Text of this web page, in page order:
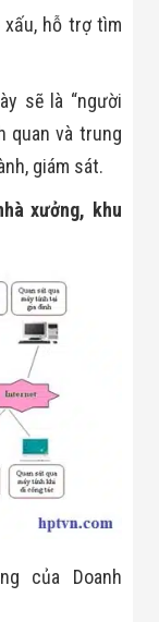
hỗ trợ tìm
sẽ là “người
quan và trung
giám sát.
xưởng, khu
của Doanh